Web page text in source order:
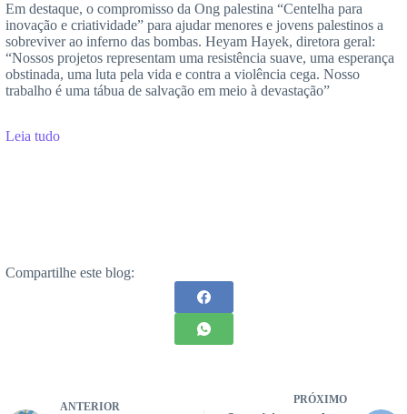
Em destaque, o compromisso da Ong palestina “Centelha para
inovação e criatividade” para ajudar menores e jovens palestinos a
sobreviver ao inferno das bombas. Heyam Hayek, diretora geral:
“Nossos projetos representam uma resistência suave, uma esperança
obstinada, uma luta pela vida e contra a violência cega. Nosso
trabalho é uma tábua de salvação em meio à devastação”
Leia tudo
Compartilhe este blog:
ANTERIOR
PRÓXIMO